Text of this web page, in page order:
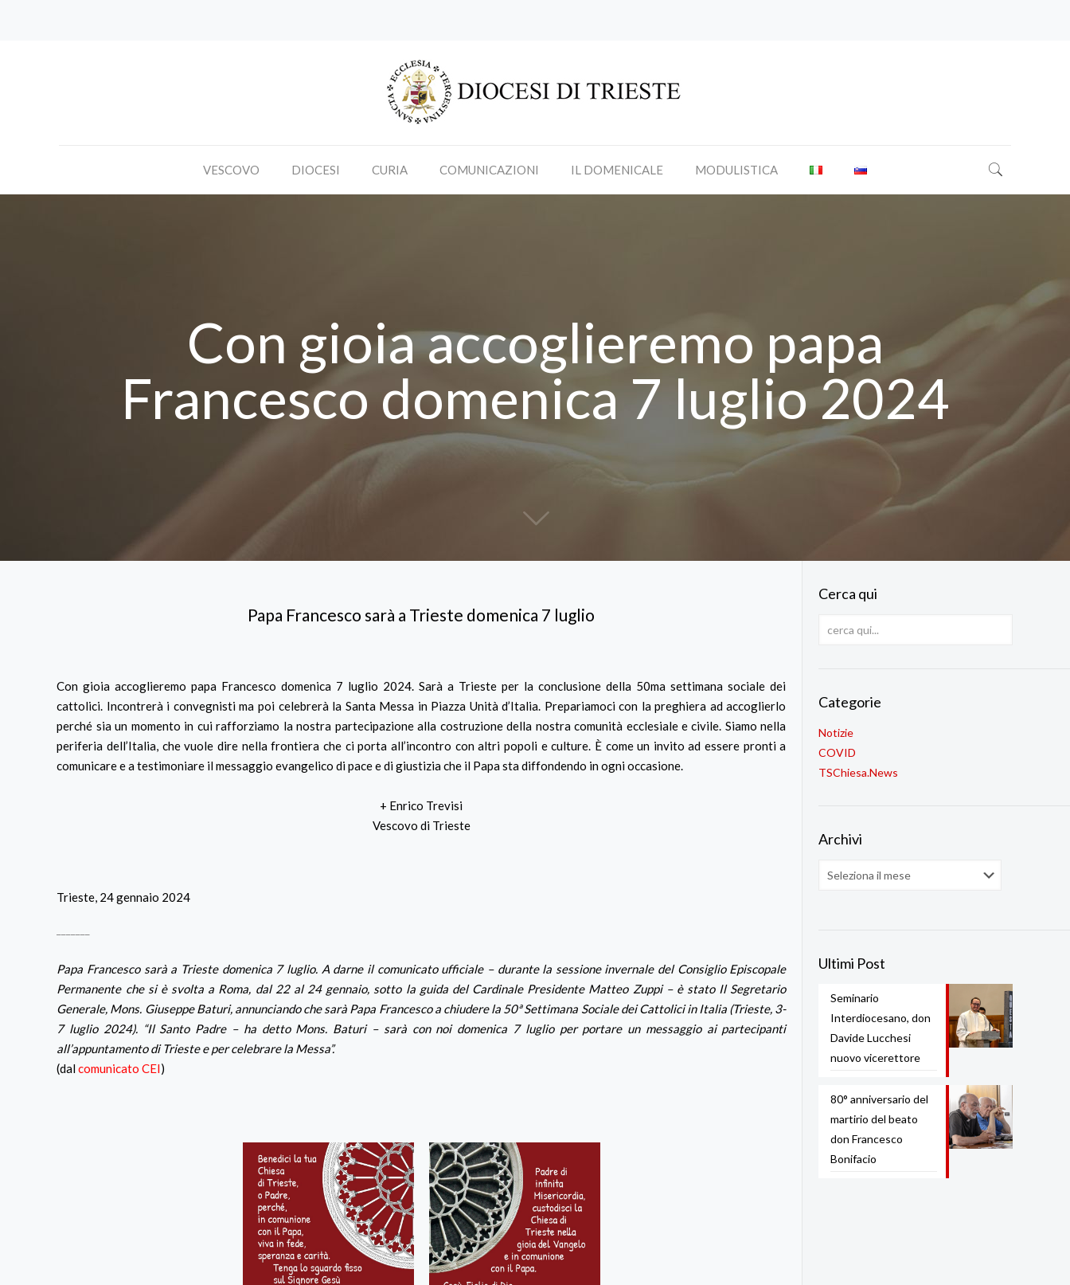
VESCOVO DIOCESI CURIA COMUNICAZIONI IL DOMENICALE MODULISTICA
Con gioia accoglieremo papa
Francesco domenica 7 luglio 2024
Papa Francesco sarà a Trieste domenica 7 luglio
Con gioia accoglieremo papa Francesco domenica 7 luglio 2024. Sarà a Trieste per la conclusione della 50ma settimana sociale dei
cattolici. Incontrerà i convegnisti ma poi celebrerà la Santa Messa in Piazza Unità d’Italia. Prepariamoci con la preghiera ad accoglierlo
perché sia un momento in cui rafforziamo la nostra partecipazione alla costruzione della nostra comunità ecclesiale e civile. Siamo nella
periferia dell’Italia, che vuole dire nella frontiera che ci porta all’incontro con altri popoli e culture. È come un invito ad essere pronti a
comunicare e a testimoniare il messaggio evangelico di pace e di giustizia che il Papa sta diffondendo in ogni occasione.
+ Enrico Trevisi
Vescovo di Trieste
Trieste, 24 gennaio 2024
Papa Francesco sarà a Trieste domenica 7 luglio. A darne il comunicato ufficiale – durante la sessione invernale del Consiglio Episcopale
Permanente che si è svolta a Roma, dal 22 al 24 gennaio, sotto la guida del Cardinale Presidente Matteo Zuppi – è stato Il Segretario
Generale, Mons. Giuseppe Baturi, annunciando che sarà Papa Francesco a chiudere la 50ª Settimana Sociale dei Cattolici in Italia (Trieste, 3-
7 luglio 2024). “Il Santo Padre – ha detto Mons. Baturi – sarà con noi domenica 7 luglio per portare un messaggio ai partecipanti
all’appuntamento di Trieste e per celebrare la Messa”.
(dalcomunicato CEI)
Cerca qui
Categorie
Notizie
COVID
TSChiesa.News
Archivi
Archivi
Ultimi Post
Seminario
Interdiocesano, don
Davide Lucchesi
nuovo vicerettore
80° anniversario del
martirio del beato
don Francesco
Bonifacio